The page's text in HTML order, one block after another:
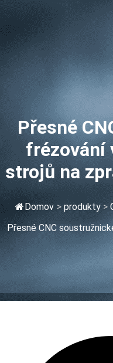
Přesné
frézování
strojů na
Domov > produkty >
Přesné CNC